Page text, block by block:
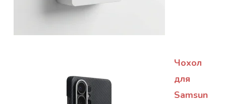
Чохол
для
Samsun